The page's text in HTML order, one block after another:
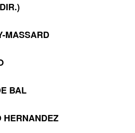
MASSARD
BAL